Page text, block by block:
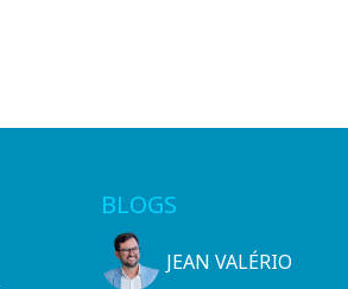
BLOGS
JEAN VALÉRIO